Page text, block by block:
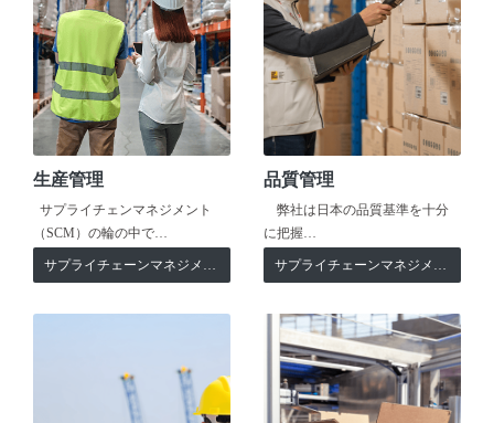
生産管理
サプライチェンマネジメント
（SCM）の輪の中で…
サプライチェーンマネジメント
品質管理
弊社は日本の品質基準を十分
に把握…
サプライチェーンマネジメント